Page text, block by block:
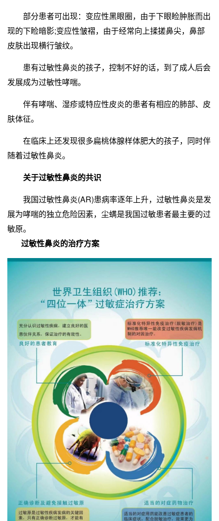
部分患者可出现：变应性黑眼圈，由于下眼睑肿胀而出
现的下睑暗影;变应性皱褶，由于经常向上揉搓鼻尖，鼻部
皮肤出现横行皱纹。
患有过敏性鼻炎的孩子，控制不好的话，到了成人后会
发展成为过敏性哮喘。
伴有哮喘、湿疹或特应性皮炎的患者有相应的肺部、皮
肤体征。
在临床上还发现很多扁桃体腺样体肥大的孩子，同时伴
随着过敏性鼻炎。
关于过敏性鼻炎的共识
我国过敏性鼻炎(AR)患病率逐年上升，过敏性鼻炎是发
展为哮喘的独立危险因素，尘螨是我国过敏患者最主要的过
敏原。
过敏性鼻炎的治疗方案